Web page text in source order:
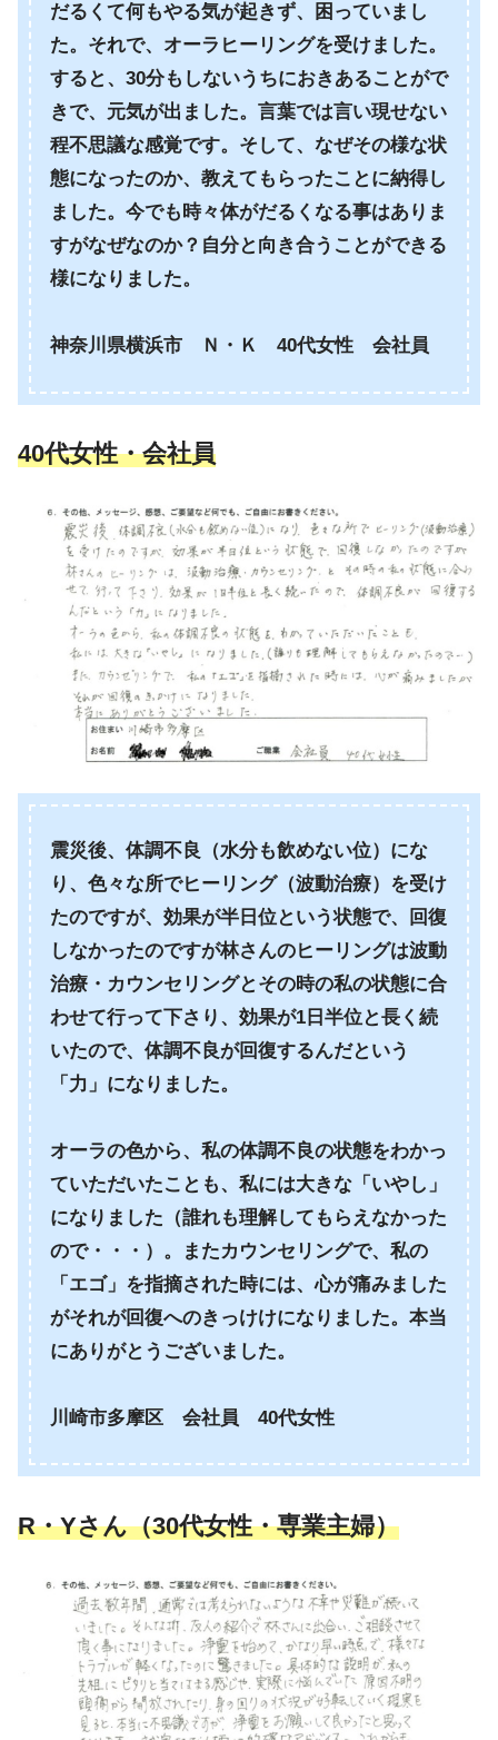
だるくて何もやる気が起きず、困っていまし
た。それで、オーラヒーリングを受けました。
すると、30分もしないうちにおきあることがで
きで、元気が出ました。言葉では言い現せない
程不思議な感覚です。そして、なぜその様な状
態になったのか、教えてもらったことに納得し
ました。今でも時々体がだるくなる事はありま
すがなぜなのか？自分と向き合うことができる
様になりました。
神奈川県横浜市 Ｎ・Ｋ 40代女性 会社員
40代女性・会社員
震災後、体調不良（水分も飲めない位）にな
り、色々な所でヒーリング（波動治療）を受け
たのですが、効果が半日位という状態で、回復
しなかったのですが林さんのヒーリングは波動
治療・カウンセリングとその時の私の状態に合
わせて行って下さり、効果が1日半位と長く続
いたので、体調不良が回復するんだという
「力」になりました。
オーラの色から、私の体調不良の状態をわかっ
ていただいたことも、私には大きな「いやし」
になりました（誰れも理解してもらえなかった
ので・・・）。またカウンセリングで、私の
「エゴ」を指摘された時には、心が痛みました
がそれが回復へのきっけけになりました。本当
にありがとうございました。
川崎市多摩区 会社員 40代女性
R・Yさん（30代女性・専業主婦）